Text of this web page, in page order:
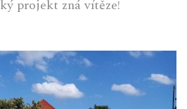
projekt zná vítěze!